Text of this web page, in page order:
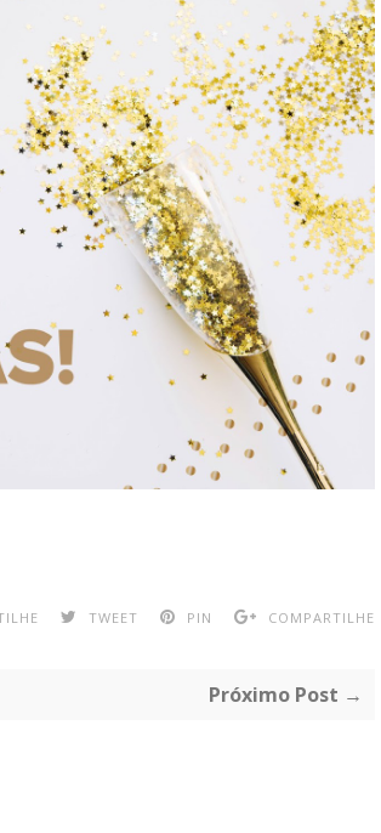
TWEET PIN COMPARTILHE
Próximo Post →